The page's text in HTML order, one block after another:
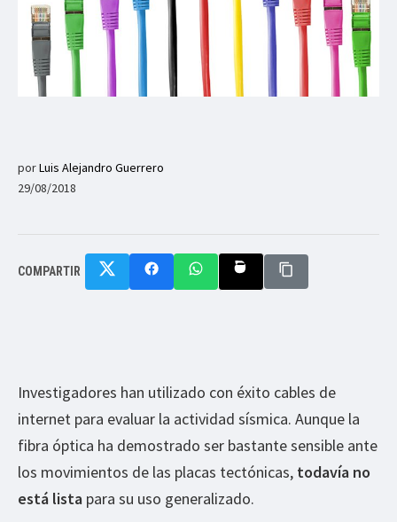
porLuis Alejandro Guerrero
29/08/2018
COMPARTIR
Investigadores han utilizado con éxito cables de
internet para evaluar la actividad sísmica. Aunque la
fibra óptica ha demostrado ser bastante sensible ante
los movimientos de las placas tectónicas, todavía no
está lista para su uso generalizado.